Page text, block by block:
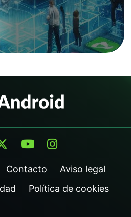
Contacto
Aviso legal
Política de cookies